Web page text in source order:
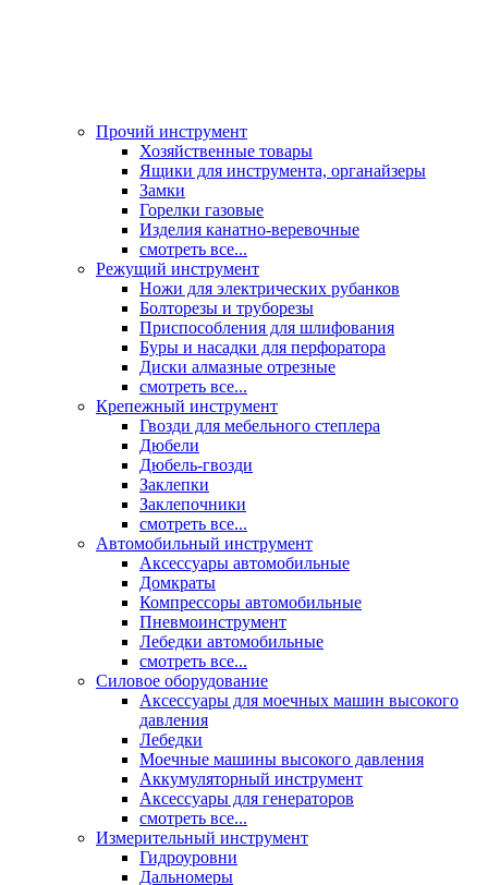
Прочий инструмент
Хозяйственные товары
Ящики для инструмента, органайзеры
Замки
Горелки газовые
Изделия канатно-веревочные
смотреть все...
Режущий инструмент
Ножи для электрических рубанков
Болторезы и труборезы
Приспособления для шлифования
Буры и насадки для перфоратора
Диски алмазные отрезные
смотреть все...
Крепежный инструмент
Гвозди для мебельного степлера
Дюбели
Дюбель-гвозди
Заклепки
Заклепочники
смотреть все...
Автомобильный инструмент
Аксессуары автомобильные
Домкраты
Компрессоры автомобильные
Пневмоинструмент
Лебедки автомобильные
смотреть все...
Силовое оборудование
Аксессуары для моечных машин высокого
давления
Лебедки
Моечные машины высокого давления
Аккумуляторный инструмент
Аксессуары для генераторов
смотреть все...
Измерительный инструмент
Гидроуровни
Дальномеры